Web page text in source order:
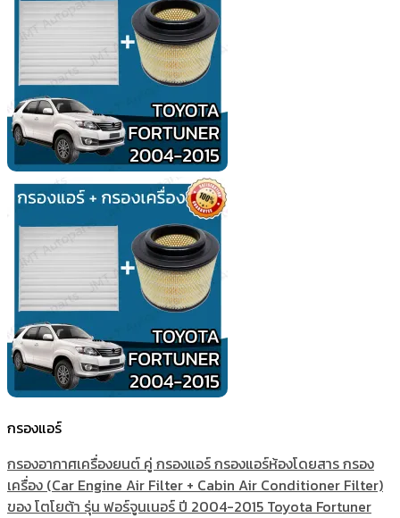
กรองแอร์
กรองอากาศเครื่องยนต์ คู่ กรองแอร์ กรองแอร์ห้องโดยสาร กรอง
เครื่อง (Car Engine Air Filter + Cabin Air Conditioner Filter)
ของ โตโยต้า รุ่น ฟอร์จูนเนอร์ ปี 2004-2015 Toyota Fortuner